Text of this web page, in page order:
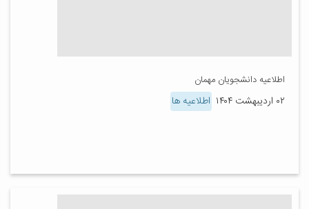
اطلاعیه دانشجویان مهمان
۰۲ اردیبهشت ۱۴۰۴ اطلاعیه ها